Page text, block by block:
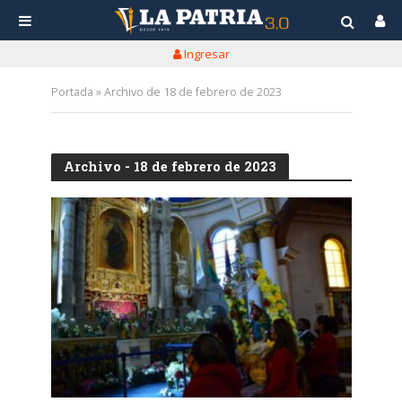
Ingresar
Portada »Archivo de 18 de febrero de 2023
Archivo - 18 de febrero de 2023